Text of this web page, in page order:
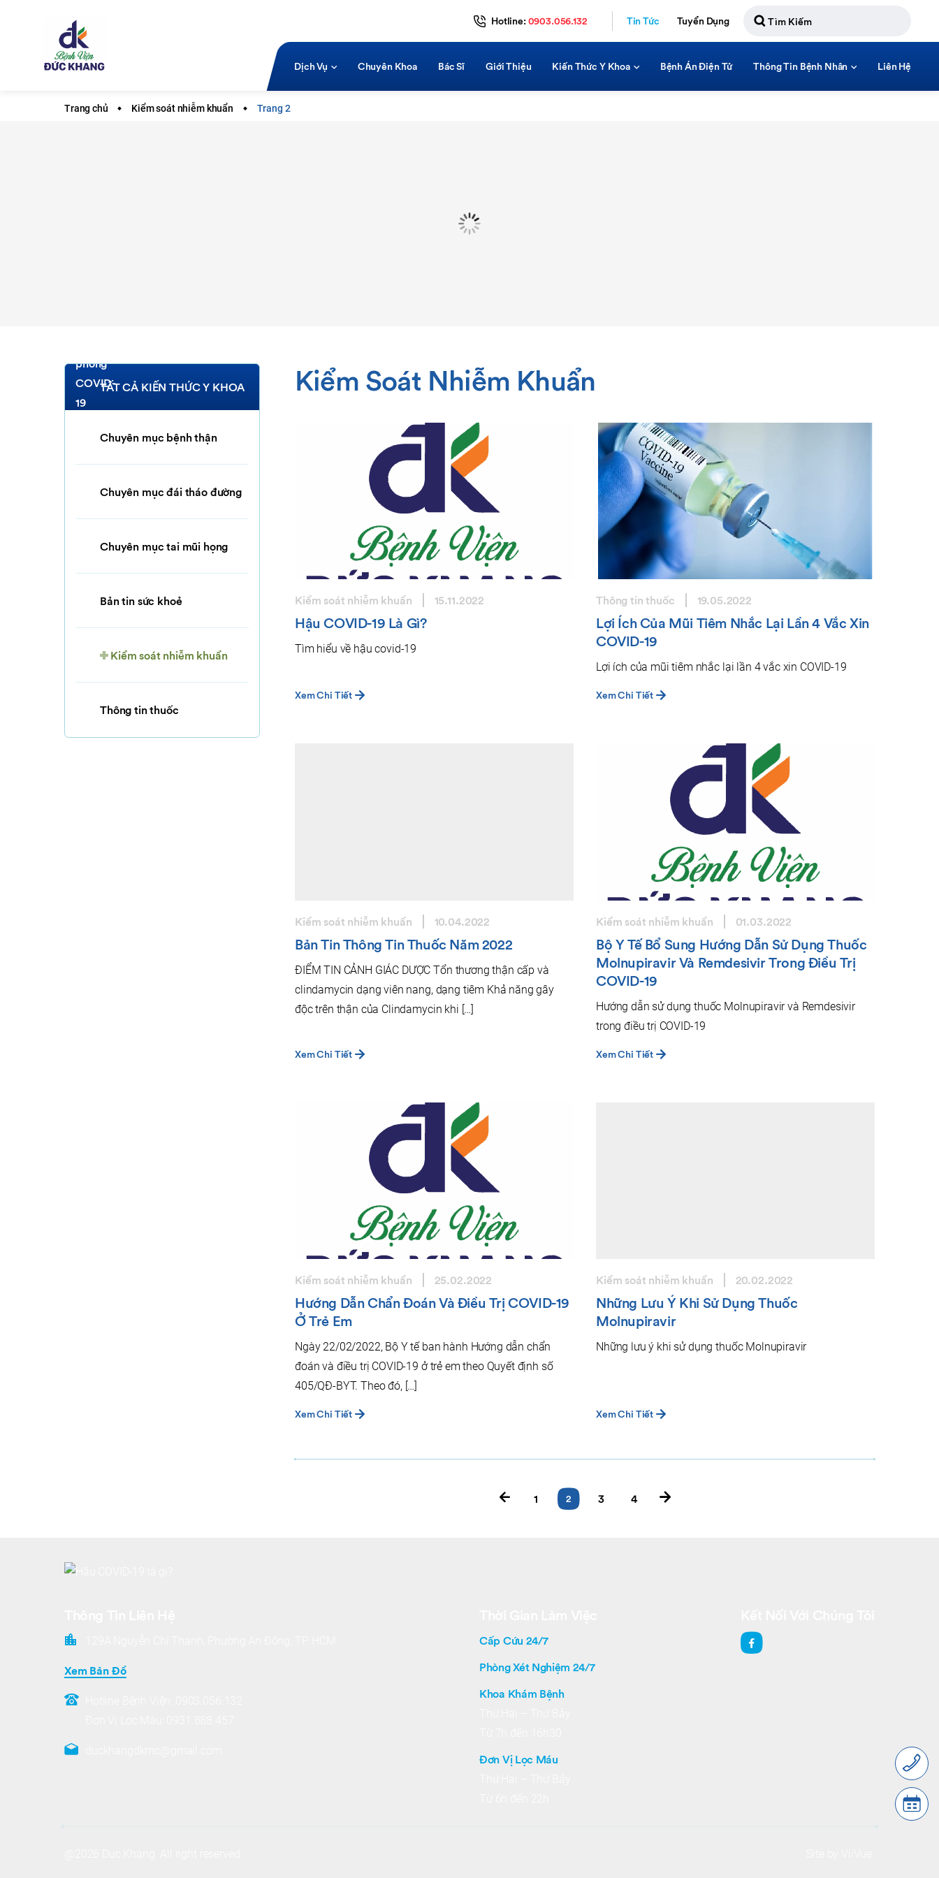
Trang chủ Kiểm soát nhiễm khuẩn Trang 2
Hotline:0903.056.132 Tin Tức Tuyển Dụng
Dịch Vụ Chuyên Khoa Bác Sĩ Giới Thiệu Kiến Thức Y Khoa Bệnh Án Điện Tử Thông Tin Bệnh Nhân Liên Hệ
TẤT CẢ KIẾN THỨC Y KHOA
Chuyên mục bệnh thận
Chuyên mục đái tháo đường
Chuyên mục tai mũi họng
Bản tin sức khoẻ
Kiểm soát nhiễm khuẩn
Thông tin thuốc
Kiểm Soát Nhiễm Khuẩn
Kiểm soát nhiễm khuẩn 15.11.2022
Hậu COVID-19 Là Gì?
Tìm hiểu về hậu covid-19
Xem Chi Tiết
Thông tin thuốc 19.05.2022
Lợi Ích Của Mũi Tiêm Nhắc Lại Lần 4 Vắc Xin
COVID-19
Lợi ích của mũi tiêm nhắc lại lần 4 vắc xin COVID-19
Xem Chi Tiết
Kiểm soát nhiễm khuẩn 10.04.2022
Bản Tin Thông Tin Thuốc Năm 2022
ĐIỂM TIN CẢNH GIÁC DƯỢC Tổn thương thận cấp và
clindamycin dạng viên nang, dạng tiêm Khả năng gây
độc trên thận của Clindamycin khi […]
Xem Chi Tiết
Kiểm soát nhiễm khuẩn 01.03.2022
Bộ Y Tế Bổ Sung Hướng Dẫn Sử Dụng Thuốc
Molnupiravir Và Remdesivir Trong Điều Trị
COVID-19
Hướng dẫn sử dụng thuốc Molnupiravir và Remdesivir
trong điều trị COVID-19
Xem Chi Tiết
Kiểm soát nhiễm khuẩn 25.02.2022
Hướng Dẫn Chẩn Đoán Và Điều Trị COVID-19
Ở Trẻ Em
Ngày 22/02/2022, Bộ Y tế ban hành Hướng dẫn chẩn
đoán và điều trị COVID-19 ở trẻ em theo Quyết định số
405/QĐ-BYT. Theo đó, […]
Xem Chi Tiết
Kiểm soát nhiễm khuẩn 20.02.2022
Những Lưu Ý Khi Sử Dụng Thuốc
Molnupiravir
Những lưu ý khi sử dụng thuốc Molnupiravir
Xem Chi Tiết
1 2 3 4
Xem Bản Đồ
Cấp Cứu 24/7
Phòng Xét Nghiệm 24/7
Khoa Khám Bệnh
Đơn Vị Lọc Máu